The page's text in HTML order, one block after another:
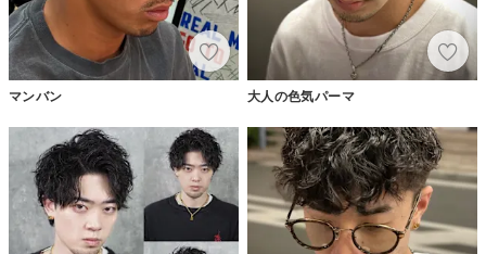
マンバン 大人の色気パーマ